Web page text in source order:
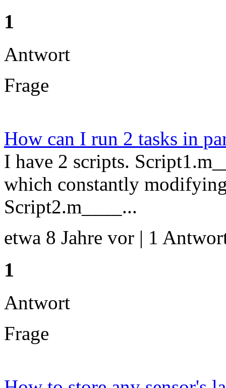
1
Antwort
Frage
How can I run 2 tasks in
I have 2 scripts.
which constantly
Script2.m____...
etwa 8 Jahre vor | 1
1
Antwort
Frage